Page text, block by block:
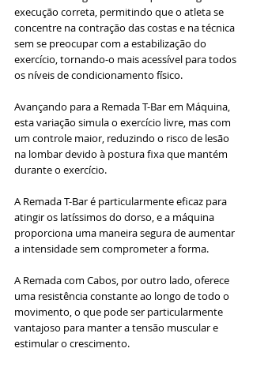
execução correta, permitindo que o atleta se
concentre na contração das costas e na técnica
sem se preocupar com a estabilização do
exercício, tornando-o mais acessível para todos
os níveis de condicionamento físico.
Avançando para a Remada T-Bar em Máquina,
esta variação simula o exercício livre, mas com
um controle maior, reduzindo o risco de lesão
na lombar devido à postura fixa que mantém
durante o exercício.
A Remada T-Bar é particularmente eficaz para
atingir os latíssimos do dorso, e a máquina
proporciona uma maneira segura de aumentar
a intensidade sem comprometer a forma.
A Remada com Cabos, por outro lado, oferece
uma resistência constante ao longo de todo o
movimento, o que pode ser particularmente
vantajoso para manter a tensão muscular e
estimular o crescimento.